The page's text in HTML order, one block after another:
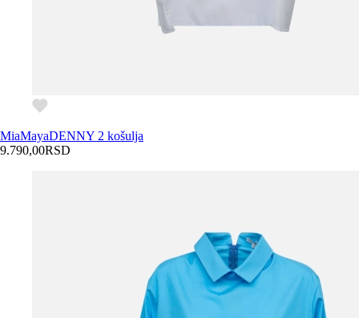
MiaMayaDENNY 2 košulja
9.790,00RSD